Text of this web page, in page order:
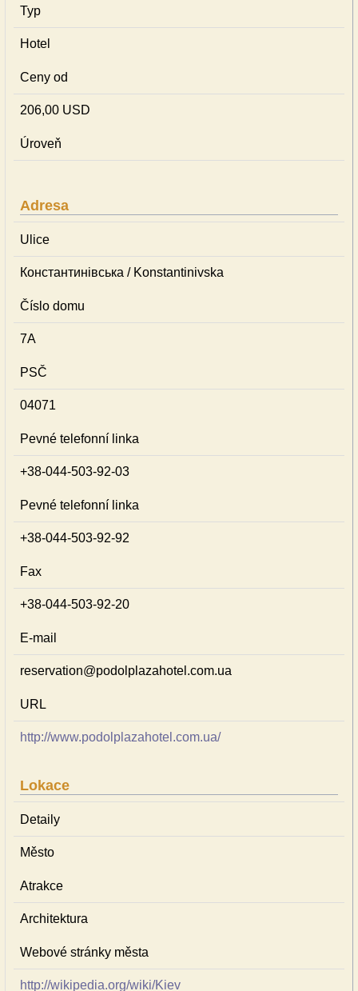
Typ
Hotel
Ceny od
206,00 USD
Úroveň
Adresa
Ulice
Константинівська / Konstantinivska
Číslo domu
7А
PSČ
04071
Pevné telefonní linka
+38-044-503-92-03
Pevné telefonní linka
+38-044-503-92-92
Fax
+38-044-503-92-20
E-mail
reservation@podolplazahotel.com.ua
URL
http://www.podolplazahotel.com.ua/
Lokace
Detaily
Město
Atrakce
Architektura
Webové stránky města
http://wikipedia.org/wiki/Kiev